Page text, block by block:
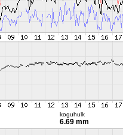
koguhulk
6.69 mm